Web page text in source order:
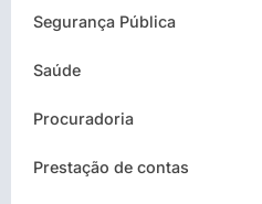
Segurança Pública
Saúde
Procuradoria
Prestação de contas